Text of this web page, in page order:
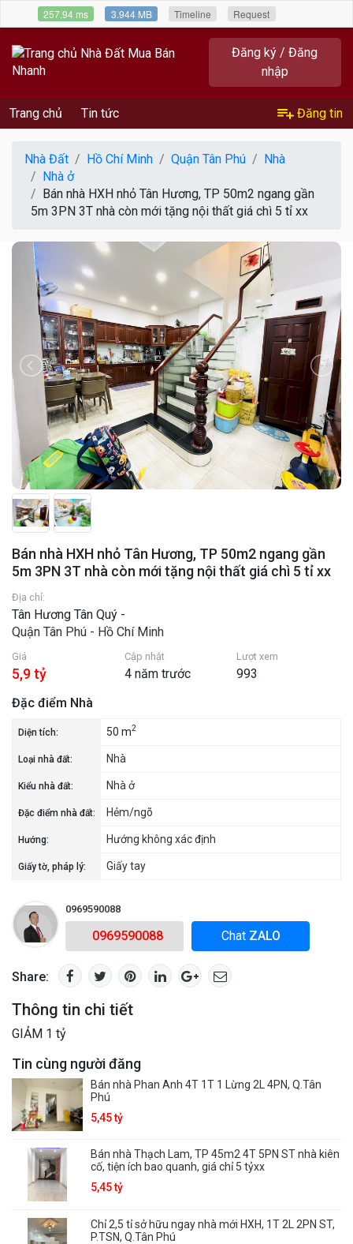
Đăng ký / Đăng
nhập
Trang chủ Tin tức Đăng tin
Nhà Đất Hồ Chí Minh Quận Tân Phú
Nhà
Nhà ở
Bán nhà HXH nhỏ Tân Hương, TP 50m2 ngang gần
5m 3PN 3T nhà còn mới tặng nội thất giá chì 5 tỉ xx
Bán nhà HXH nhỏ Tân Hương, TP 50m2 ngang gần
5m 3PN 3T nhà còn mới tặng nội thất giá chì 5 tỉ xx
Địa chỉ:
Tân Hương Tân Quý -
Quận Tân Phú - Hồ Chí Minh
Giá
5,9 tỷ
Cập nhật
4 năm trước
Lượt xem
993
Đặc điểm Nhà
Diện tích: 50 m2
Loại nhà đất: Nhà
Kiểu nhà đất: Nhà ở
Đặc điểm nhà đất: Hẻm/ngõ
Hướng: Hướng không xác định
Giấy tờ, pháp lý: Giấy tay
0969590088
0969590088 Chat ZALO
Share:
Thông tin chi tiết
GIẢM 1 tỷ
Tin cùng người đăng
Bán nhà Phan Anh 4T 1T 1 Lừng 2L 4PN, Q.Tân
Phú
5,45 tỷ
Bán nhà Thạch Lam, TP 45m2 4T 5PN ST nhà kiên
cố, tiện ích bao quanh, giá chỉ 5 tỷxx
5,45 tỷ
Chỉ 2,5 tỉ sở hữu ngay nhà mới HXH, 1T 2L 2PN ST,
P.TSN, Q.Tân Phú
257.94 ms 3.944 MB Timeline Request